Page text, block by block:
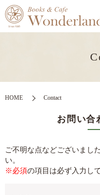
HOME Contact
お問い合
ご不明な点などございまし
い。
※必須の項目は必ず入力し